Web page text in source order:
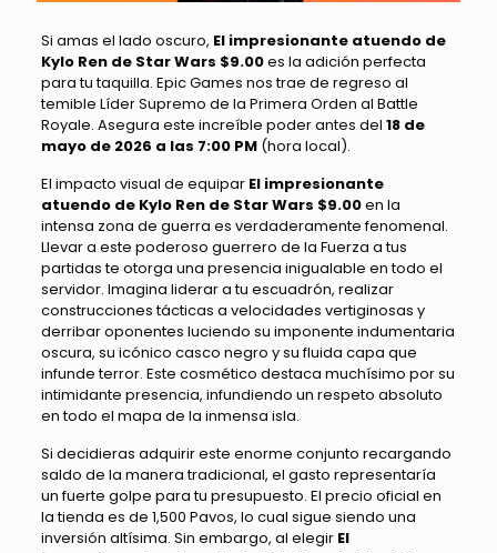
Si amas el lado oscuro, El impresionante atuendo de
Kylo Ren de Star Wars $9.00es la adición perfecta
para tu taquilla. Epic Games nos trae de regreso al
temible Líder Supremo de la Primera Orden al Battle
Royale. Asegura este increíble poder antes del 18 de
mayo de 2026 a las 7:00 PM(hora local).
El impacto visual de equipar El impresionante
atuendo de Kylo Ren de Star Wars $9.00en la
intensa zona de guerra es verdaderamente fenomenal.
Llevar a este poderoso guerrero de la Fuerza a tus
partidas te otorga una presencia inigualable en todo el
servidor. Imagina liderar a tu escuadrón, realizar
construcciones tácticas a velocidades vertiginosas y
derribar oponentes luciendo su imponente indumentaria
oscura, su icónico casco negro y su fluida capa que
infunde terror. Este cosmético destaca muchísimo por su
intimidante presencia, infundiendo un respeto absoluto
en todo el mapa de la inmensa isla.
Si decidieras adquirir este enorme conjunto recargando
saldo de la manera tradicional, el gasto representaría
un fuerte golpe para tu presupuesto. El precio oficial en
la tienda es de 1,500 Pavos, lo cual sigue siendo una
inversión altísima. Sin embargo, al elegir El